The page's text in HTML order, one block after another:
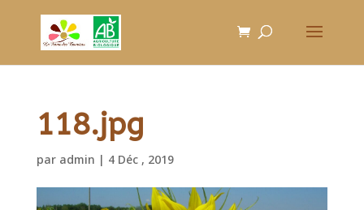
118.jpg
par admin | 4 Déc , 2019